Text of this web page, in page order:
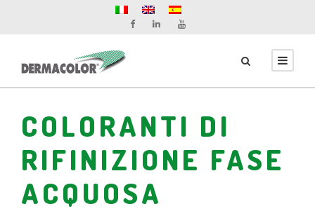
COLORANTI DI
RIFINIZIONE FASE
ACQUOSA